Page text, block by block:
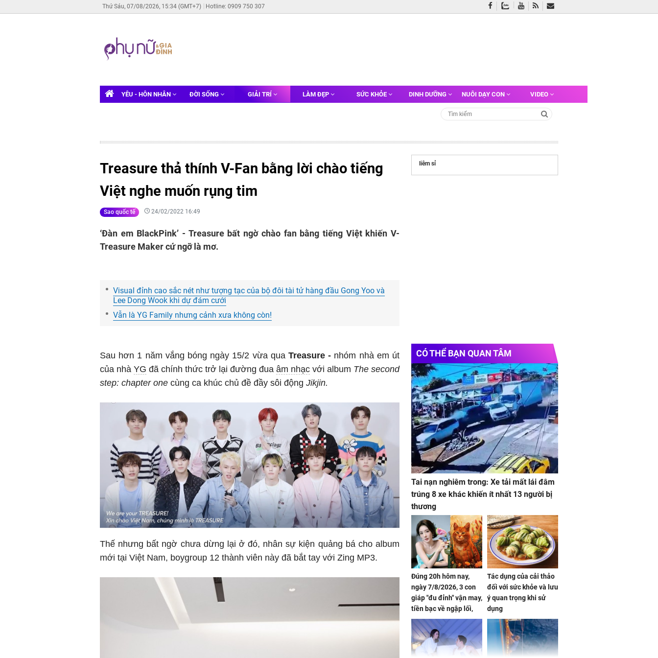
Thứ Sáu, 07/08/2026, 15:34 (GMT+7) Hotline: 0909 750 307
YÊU - HÔN NHÂN ĐỜI SỐNG GIẢI TRÍ LÀM ĐẸP SỨC KHỎE DINH DƯỠNG NUÔI DẠY CON VIDEO
Treasure thả thính V-Fan bằng lời chào tiếng
Việt nghe muốn rụng tim
Sao quốc tế 24/02/2022 16:49
‘Đàn em BlackPink’ - Treasure bất ngờ chào fan bằng tiếng Việt khiến V-
Treasure Maker cứ ngỡ là mơ.
Visual đỉnh cao sắc nét như tượng tạc của bộ đôi tài tử hàng đầu Gong Yoo và
Lee Dong Wook khi dự đám cưới
Vẫn là YG Family nhưng cảnh xưa không còn!
Sau hơn 1 năm vắng bóng ngày 15/2 vừa qua Treasure - nhóm nhà em út
của nhà YG đã chính thức trở lại đường đua âm nhạc với album The second
step: chapter one cùng ca khúc chủ đề đầy sôi động Jikjin.
Thế nhưng bất ngờ chưa dừng lại ở đó, nhân sự kiện quảng bá cho album
mới tại Việt Nam, boygroup 12 thành viên này đã bắt tay với Zing MP3.
liêm sỉ
CÓ THỂ BẠN QUAN TÂM
Tai nạn nghiêm trong: Xe tải mất lái đâm
trúng 8 xe khác khiến ít nhất 13 người bị
thương
Đúng 20h hôm nay,
ngày 7/8/2026, 3 con
giáp "đu đỉnh" vận may,
tiền bạc về ngập lối,
đón lộc ấm no, tình
tiền viên mãn
Tác dụng của cải thảo
đối với sức khỏe và lưu
ý quan trọng khi sử
dụng